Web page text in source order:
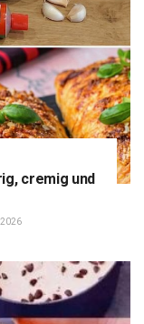
cremig und
2026